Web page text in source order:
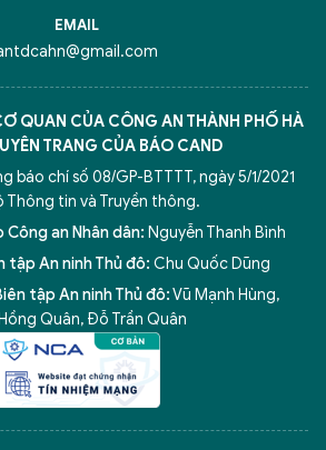
EMAIL
QUAN CỦA CÔNG AN THÀNH PHỐ HÀ
TRANG CỦA BÁO CAND
báo chí số 08/GP-BTTTT, ngày 5/1/2021
Thông tin và Truyền thông.
an Nhân dân: Nguyễn Thanh Bình
tập An ninh Thủ đô: Chu Quốc Dũng
tập An ninh Thủ đô:Vũ Mạnh Hùng,
Quân, Đỗ Trần Quân
Hà Nội giải pháp xử lý điểm nghẽn của